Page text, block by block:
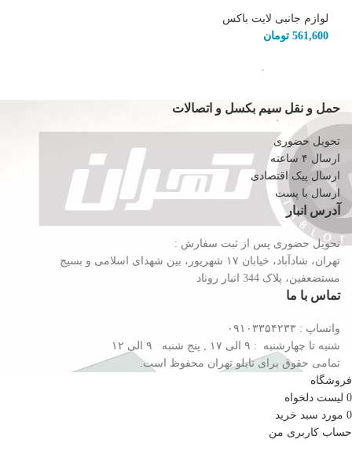
لوازم جانبی لایت باکس
561,600 تومان
حمل و نقل سیم بکسل و اتصالات
تحویل حضوری
ارسال ۴ ساعته
ارسال پیک اقتصادی
ارسال با پست
آدرس انبار
تحویل حضوری پس از ثبت سفارش :
تهران، شادآباد، خیابان ١٧ شهریور، بین شهدای اسلامی و بسیج
مستضعفین، پلاک 344 انبار روناد
تماس با ما
واتساپ : ۰۹۱۰۳۳۵۴۲۳۳
شنبه تا چهارشنبه : ۹ الی ۱۷ , پنج شنبه ۹ الی ۱۲
تمامی حقوق برای تابلو تهران محفوظ است.
فروشگاه
0 لیست دلخواه
0 مورد سبد خرید
حساب کاربری من